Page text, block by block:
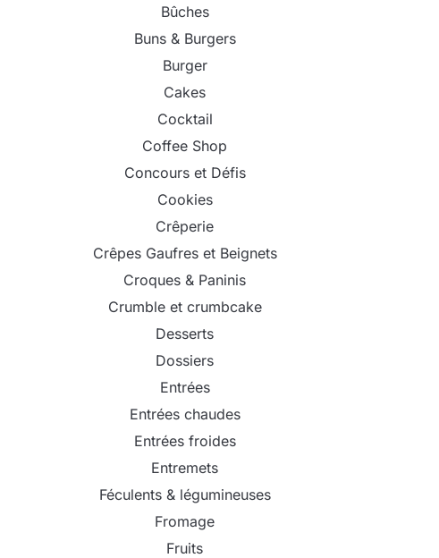
Bûches
Buns & Burgers
Burger
Cakes
Cocktail
Coffee Shop
Concours et Défis
Cookies
Crêperie
Crêpes Gaufres et Beignets
Croques & Paninis
Crumble et crumbcake
Desserts
Dossiers
Entrées
Entrées chaudes
Entrées froides
Entremets
Féculents & légumineuses
Fromage
Fruits